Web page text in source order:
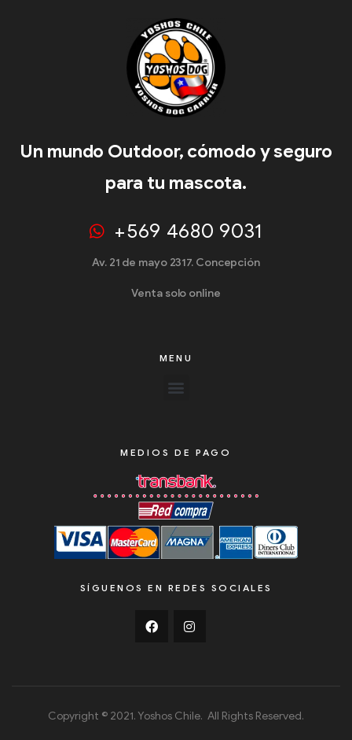
Un mundo Outdoor, cómodo y seguro
para tu mascota.
+569 4680 9031
Av. 21 de mayo 2317. Concepción
Venta solo online
MENU
MEDIOS DE PAGO
SÍGUENOS EN REDES SOCIALES
Copyright © 2021. Yoshos Chile. All Rights Reserved.